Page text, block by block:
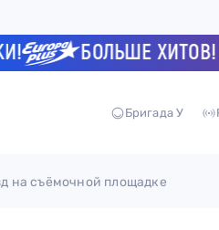
БОЛЬШЕ ХИТОВ!
Бригада У
на съёмочной площадке